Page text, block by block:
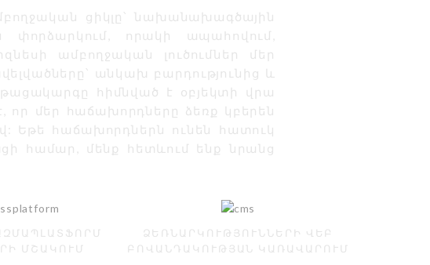
ցիկլը՝ նախանախագծային
որակի ապահովում,
ամբողջական լուծումներ մեր
անկախ բարդությունից և
հիմնված է օբյեկտի վրա
որ մեր հաճախորդները ձեռք կբերեն
Եթե հաճախորդներն ունեն հատուկ
համար, մենք հետևում ենք նրանց
ՄՇԱԿՈՒՄ
ՁԵՌՆԱՐԿՈՒԹՅՈՒՆՆԵՐԻ ՎԵԲ
ԲՈՎԱՆԴԱԿՈՒԹՅԱՆ ԿԱՌԱՎԱՐՈՒՄ